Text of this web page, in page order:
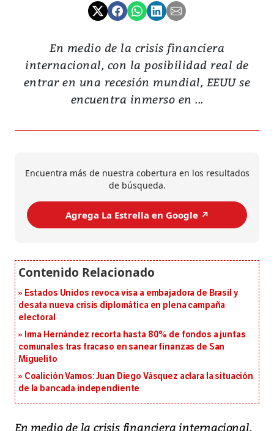
En medio de la crisis financiera
internacional, con la posibilidad real de
entrar en una recesión mundial, EEUU se
encuentra inmerso en ...
Encuentra más de nuestra cobertura en los resultados
de búsqueda.
Agrega La Estrella en Google ↗️
Estados Unidos revoca visa a embajadora de Brasil y
desata nueva crisis diplomática en plena campaña
electoral
Irma Hernández recorta hasta 80% de fondos a juntas
comunales tras fracaso en sanear finanzas de San
Miguelito
Coalición Vamos: Juan Diego Vásquez aclara la situación
de la bancada independiente
En medio de la crisis financiera internacional,